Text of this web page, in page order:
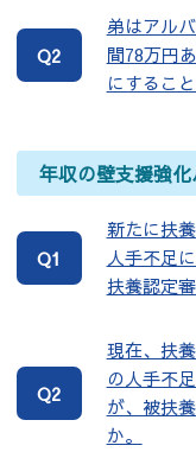
Q2
弟はアル
間78万円
にするこ
年収の壁支援強
Q1
新たに扶
人手不足
扶養認定
Q2
現在、扶
の人手不
が、被扶
か。